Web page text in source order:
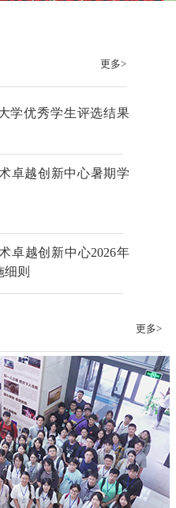
更多>
学优秀学生评选结果
卓越创新中心暑期学
卓越创新中心2026年
则
更多>